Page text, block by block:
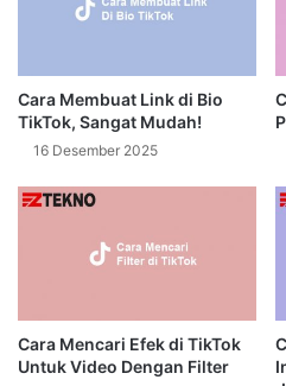
Cara Membuat Link di Bio
TikTok, Sangat Mudah!
16 Desember 2025
Cara Mencari Efek di TikTok
Untuk Video Dengan Filter